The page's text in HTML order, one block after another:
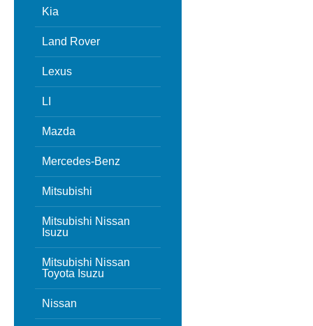
Kia
Land Rover
Lexus
LI
Mazda
Mercedes-Benz
Mitsubishi
Mitsubishi Nissan
Isuzu
Mitsubishi Nissan
Toyota Isuzu
Nissan